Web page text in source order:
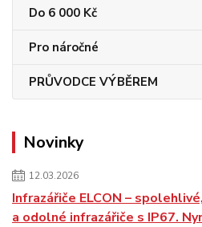
Do 6 000 Kč
Pro náročné
PRŮVODCE VÝBĚREM
Novinky
12.03.2026
Infrazářiče ELCON –
a odolné infrazářiče s IP67.